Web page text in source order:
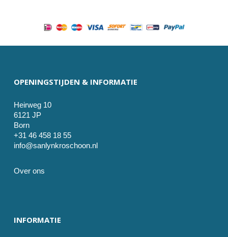
OPENINGSTIJDEN & INFORMATIE
Heirweg 10
6121 JP
Born
+31 46 458 18 55
info@sanlynkroschoon.nl
Over ons
INFORMATIE